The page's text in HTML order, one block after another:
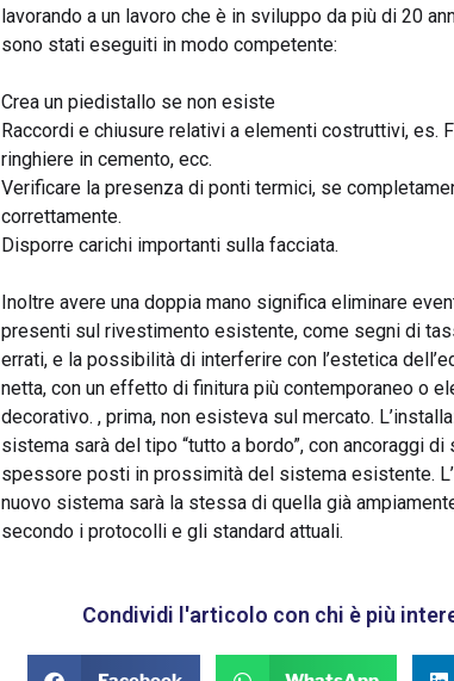
lavorando a un lavoro che è in sviluppo da più di 20
sono stati eseguiti in modo competente:
Crea un piedistallo se non esiste
Raccordi e chiusure relativi a elementi costruttivi, es.
ringhiere in cemento, ecc.
Verificare la presenza di ponti termici, se
correttamente.
Disporre carichi importanti sulla facciata.
Inoltre avere una doppia mano significa eliminare
presenti sul rivestimento esistente, come segni di
errati, e la possibilità di interferire con l’estetica
netta, con un effetto di finitura più contemporaneo o
decorativo. , prima, non esisteva sul mercato.
sistema sarà del tipo “tutto a bordo”, con ancoraggi di
spessore posti in prossimità del sistema esistente.
nuovo sistema sarà la stessa di quella già
secondo i protocolli e gli standard attuali.
Condividi l'articolo con chi è più